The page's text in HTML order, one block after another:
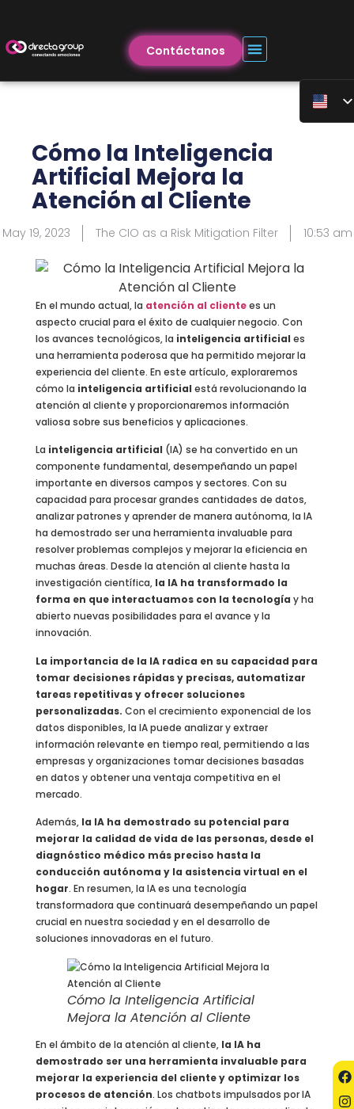
Contáctanos
Cómo la Inteligencia
Artificial Mejora la
Atención al Cliente
May 19, 2023 The CIO as a Risk Mitigation Filter 10:53 am
En el mundo actual, la atención al clientees un
aspecto crucial para el éxito de cualquier negocio. Con
los avances tecnológicos, la inteligencia artificial es
una herramienta poderosa que ha permitido mejorar la
experiencia del cliente. En este artículo, exploraremos
cómo la inteligencia artificial está revolucionando la
atención al cliente y proporcionaremos información
valiosa sobre sus beneficios y aplicaciones.
La inteligencia artificial (IA) se ha convertido en un
componente fundamental, desempeñando un papel
importante en diversos campos y sectores. Con su
capacidad para procesar grandes cantidades de datos,
analizar patrones y aprender de manera autónoma, la IA
ha demostrado ser una herramienta invaluable para
resolver problemas complejos y mejorar la eficiencia en
muchas áreas. Desde la atención al cliente hasta la
investigación científica, la IA ha transformado la
forma en que interactuamos con la tecnología y ha
abierto nuevas posibilidades para el avance y la
innovación.
La importancia de la IA radica en su capacidad para
tomar decisiones rápidas y precisas, automatizar
tareas repetitivas y ofrecer soluciones
personalizadas. Con el crecimiento exponencial de los
datos disponibles, la IA puede analizar y extraer
información relevante en tiempo real, permitiendo a las
empresas y organizaciones tomar decisiones basadas
en datos y obtener una ventaja competitiva en el
mercado.
Además, la IA ha demostrado su potencial para
mejorar la calidad de vida de las personas, desde el
diagnóstico médico más preciso hasta la
conducción autónoma y la asistencia virtual en el
hogar. En resumen, la IA es una tecnología
transformadora que continuará desempeñando un papel
crucial en nuestra sociedad y en el desarrollo de
soluciones innovadoras en el futuro.
Cómo la Inteligencia Artificial
Mejora la Atención al Cliente
En el ámbito de la atención al cliente, la IA ha
demostrado ser una herramienta invaluable para
mejorar la experiencia del cliente y optimizar los
procesos de atención. Los chatbots impulsados por IA